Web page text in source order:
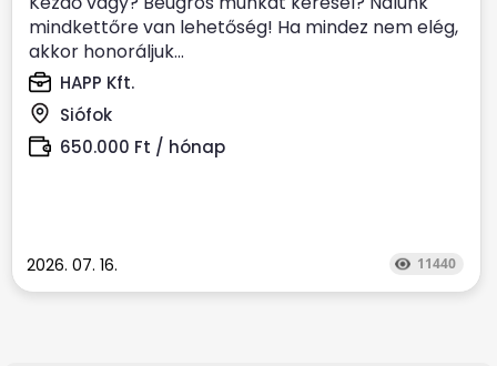
mindkettőre van lehetőség! Ha mindez nem elég,
akkor honoráljuk...
HAPP Kft.
Siófok
650.000 Ft / hónap
2026. 07. 16. 11440